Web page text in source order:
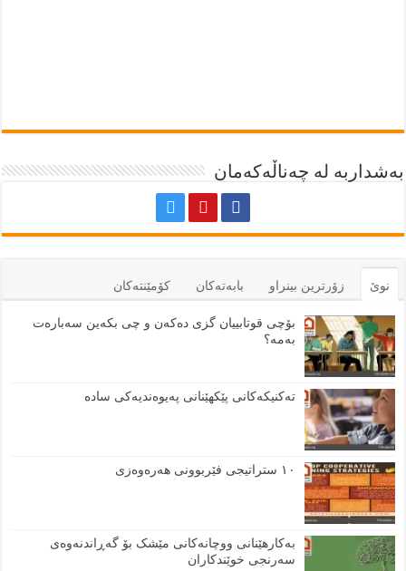
بەشداربە لە چەناڵەکەمان
نوێ زۆرترين بينراو بابەتەكان كۆمێنتەكان
بۆچی قوتابییان گزی دەکەن و چی بکەین سەبارەت
بەمە؟
تەکنیکەکانی پێکهێنانی پەیوەندیەکی سادە
١٠ ستراتیجی فێربوونی هەرەوەزی
بەکارهێنانی ووچانەکانی مێشک بۆ گەڕاندنەوەی
سەرنجی خوێندکاران